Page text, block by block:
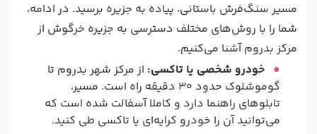
مسیر سنگ‌فرش باستانی، پیاده به جزیره برسید. در ادامه،
شما را با روش‌های مختلف دسترسی به جزیره خرگوش از
مرکز بدروم آشنا می‌کنیم.
خودرو شخصی یا تاکسی: از مرکز شهر بدروم تا
گوموشلوک حدود 30 دقیقه راه است. مسیر،
تابلوهای راهنما دارد و کاملا آسفالت شده است که
می‌توانید آن را خودرو کرایه‌ای یا تاکسی طی کنید.